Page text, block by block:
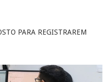
PARA REGISTRAREM